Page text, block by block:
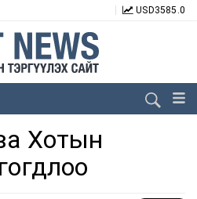
USD3585.0
Хотын